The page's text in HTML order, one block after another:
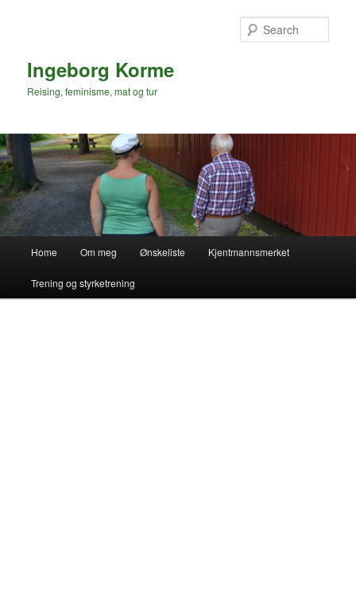
Ingeborg Korme
Reising, feminisme, mat og tur
Home Om meg Ønskeliste Kjentmannsmerket
Trening og styrketrening